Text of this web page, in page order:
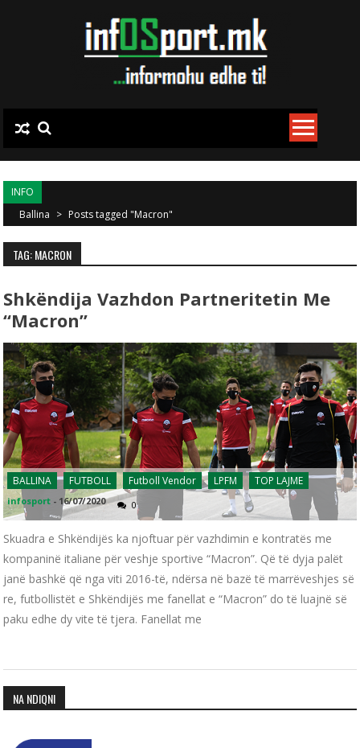
INFO
Ballina > Posts tagged "Macron"
TAG: MACRON
Shkëndija Vazhdon Partneritetin Me
“Macron”
BALLINA FUTBOLL Futboll Vendor LPFM TOP LAJME
infosport - 16/07/2020 0
Skuadra e Shkëndijës ka njoftuar për vazhdimin e kontratës me
kompaninë italiane për veshje sportive “Macron”. Që të dyja palët
janë bashkë që nga viti 2016-të, ndërsa në bazë të marrëveshjes së
re, futbollistët e Shkëndijës me fanellat e “Macron” do të luajnë së
paku edhe dy vite të tjera. Fanellat me
NA NDIQNI